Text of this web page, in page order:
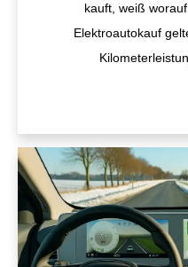
kauft, weiß
Elektroautokauf